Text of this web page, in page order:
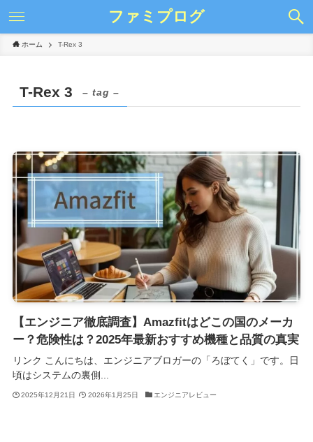
ファミプログ
ホーム T-Rex 3
T-Rex 3 – tag –
【エンジニア徹底調査】Amazfitはどこの国のメーカ
ー？危険性は？2025年最新おすすめ機種と品質の真実
リンク こんにちは、エンジニアブロガーの「ろぼてく」です。日
頃はシステムの裏側...
2025年12月21日 2026年1月25日 エンジニアレビュー